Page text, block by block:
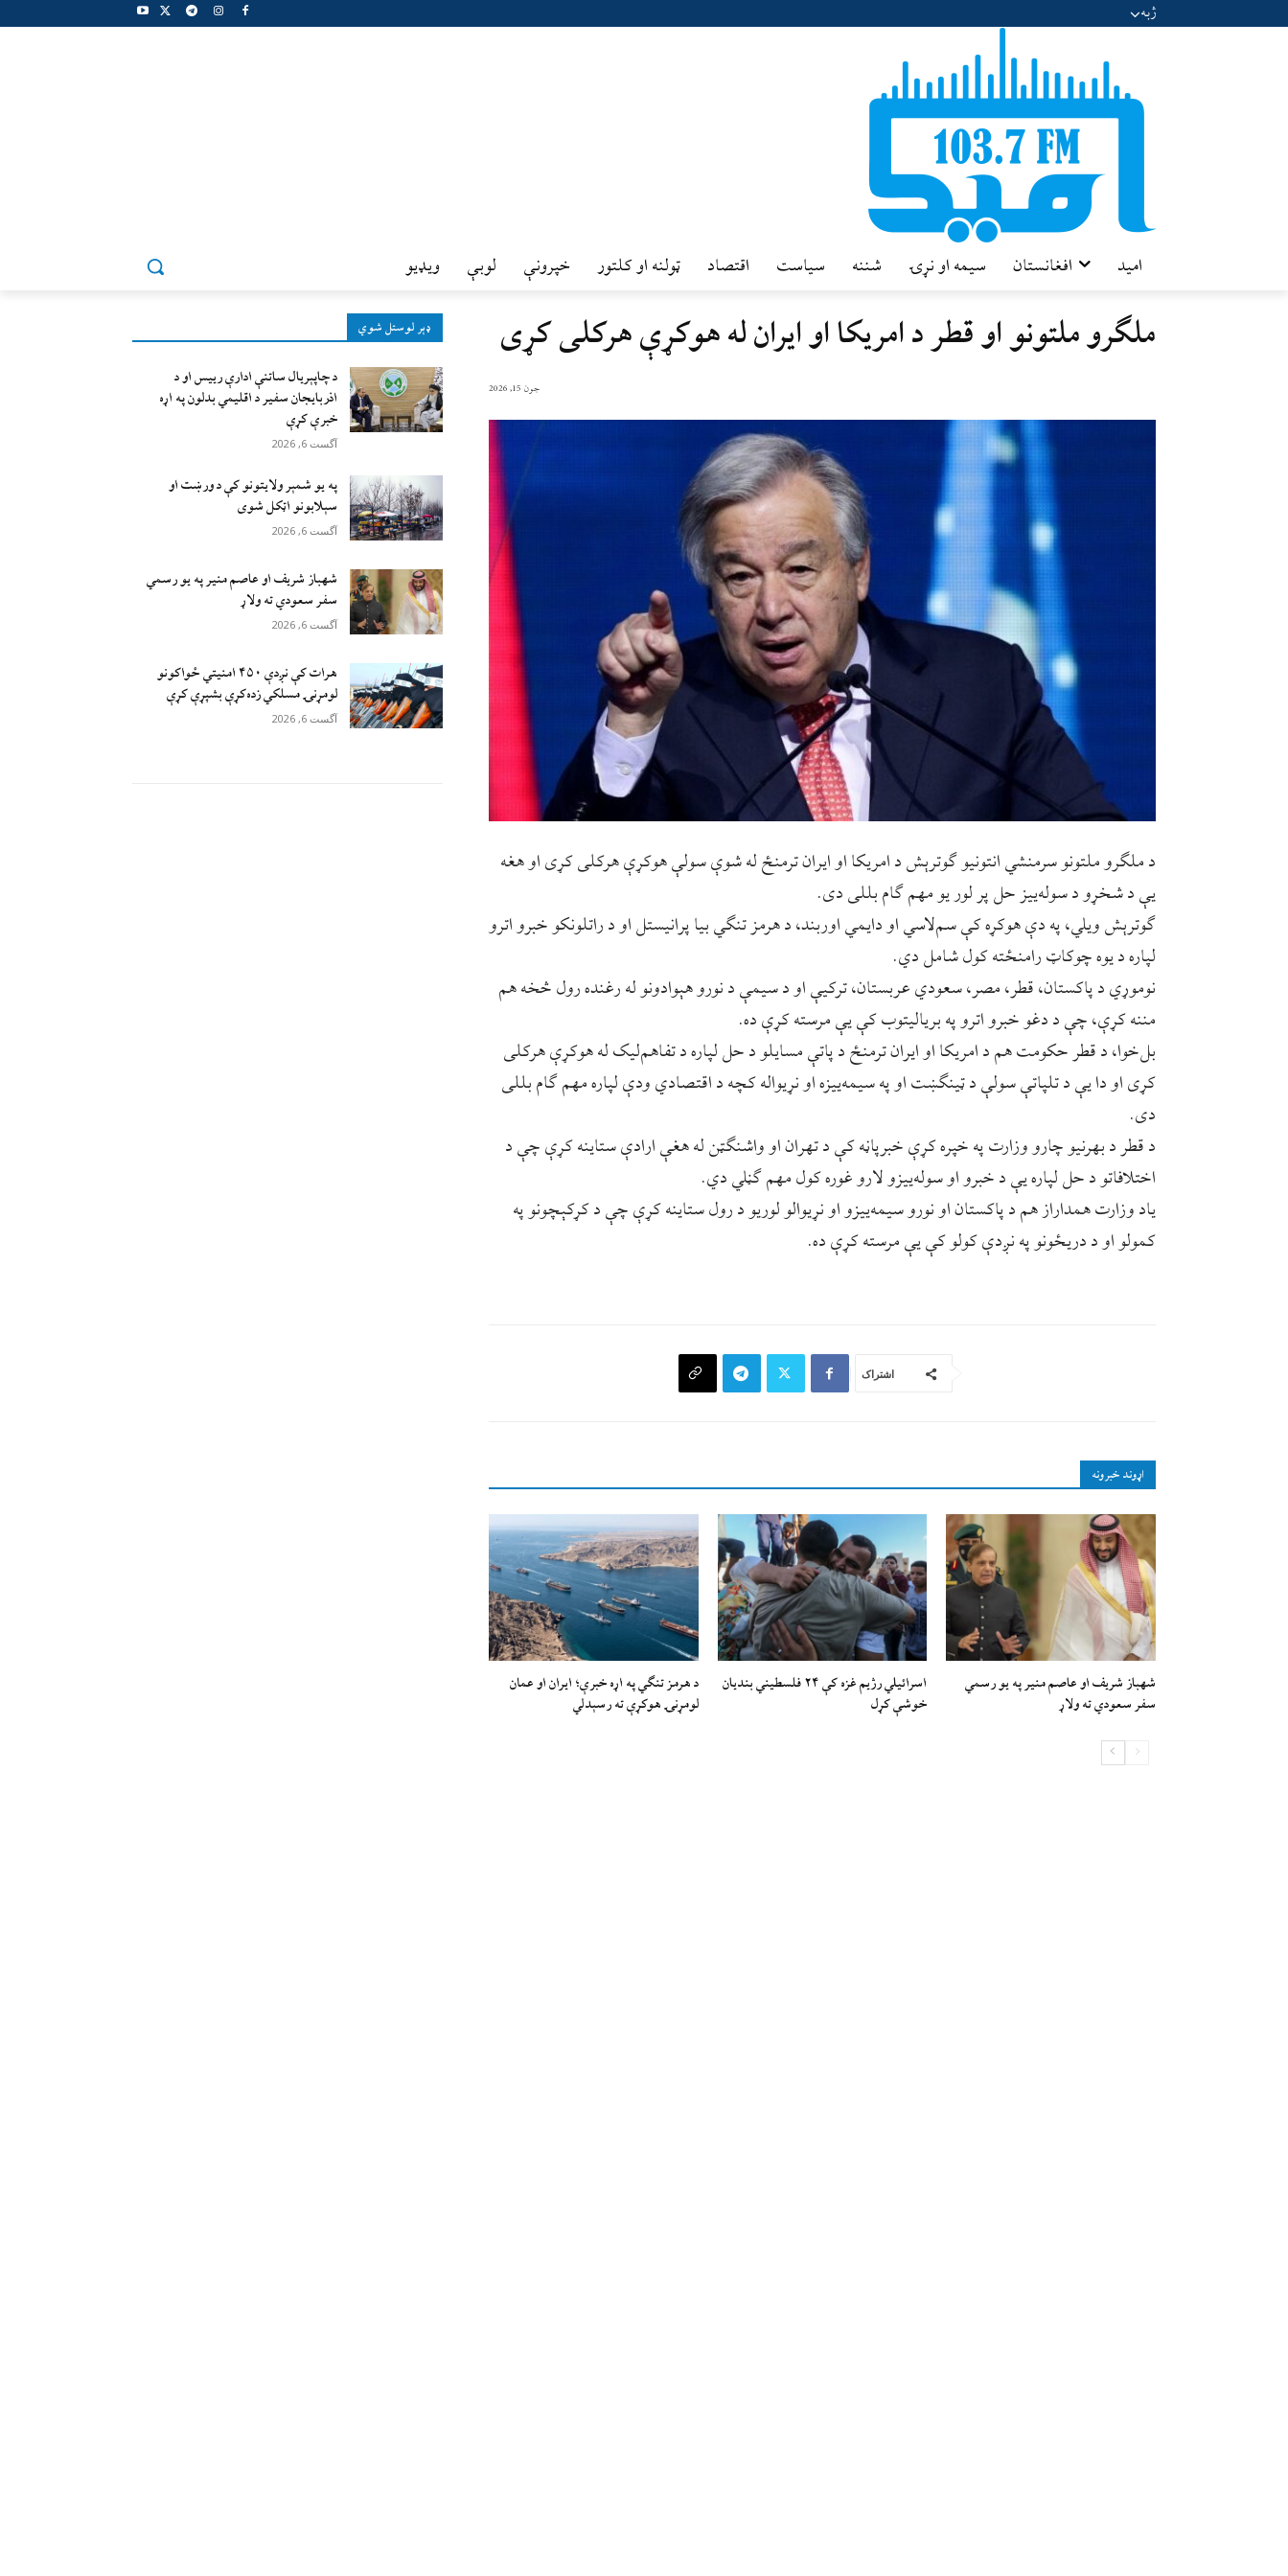
ژبه
امید افغانستان سیمه او نړۍ شننه سیاست اقتصاد ټولنه او کلتور خپرونې لوبې ويډيو
ډېر لوستل شوي
د چاپېریال ساتنې ادارې رییس او د
اذربایجان سفیر د اقلیمي بدلون په اړه
خبرې کړې
آگست 6, 2026
په یو شمېر ولایتونو کې د ورښت او
سېلابونو اټکل شوی
آگست 6, 2026
شهباز شریف او عاصم منیر په یو رسمي
سفر سعودي ته ولاړ
آگست 6, 2026
هرات کې نږدې ۴۵۰ امنيتي ځواکونو
لومړنۍ مسلکي زده‌کړې بشپړې کړې
آگست 6, 2026
ملګرو ملتونو او قطر د امریکا او ایران له هوکړې هرکلی کړی
جون 15, 2026
د ملګرو ملتونو سرمنشي انتونیو ګوترېش د امریکا او ایران ترمنځ له شوې سولې هوکړې هرکلی کړی او هغه
یې د شخړو د سوله‌ییز حل پر لور یو مهم ګام بللی دی.
ګوترېش ویلي، په دې هوکړه کې سم‌لاسي او دایمي اوربند، د هرمز تنګي بیا پرانیستل او د راتلونکو خبرو اترو
لپاره د یوه چوکاټ رامنځته کول شامل دي.
نوموړي د پاکستان، قطر، مصر، سعودي عربستان، ترکیې او د سیمې د نورو هېوادونو له رغنده رول څخه هم
مننه کړې، چې د دغو خبرو اترو په بریالیتوب کې یې مرسته کړې ده.
بل‌خوا، د قطر حکومت هم د امریکا او ایران ترمنځ د پاتې مسایلو د حل لپاره د تفاهم‌لیک له هوکړې هرکلی
کړی او دا یې د تلپاتې سولې د ټینګښت او په سیمه‌ییزه او نړیواله کچه د اقتصادي ودې لپاره مهم ګام بللی
دی.
د قطر د بهرنیو چارو وزارت په خپره کړې خبرپاڼه کې د تهران او واشنګټن له هغې ارادې ستاینه کړې چې د
اختلافاتو د حل لپاره یې د خبرو او سوله‌ییزو لارو غوره کول مهم ګڼلي دي.
یاد وزارت همداراز هم د پاکستان او نورو سیمه‌ییزو او نړیوالو لوريو د رول ستاینه کړې چې د کړکېچونو په
کمولو او د دریځونو په نږدې کولو کې یې مرسته کړې ده.
اشتراک
اړوند خبرونه
شهباز شریف او عاصم منیر په یو رسمي
سفر سعودي ته ولاړ
اسرائيلي رژيم غزه کې ۲۴ فلسطیني بندیان
خوشې کړل
د هرمز تنګي په اړه خبرې؛ ایران او عمان
لومړنۍ هوکړې ته رسېدلي